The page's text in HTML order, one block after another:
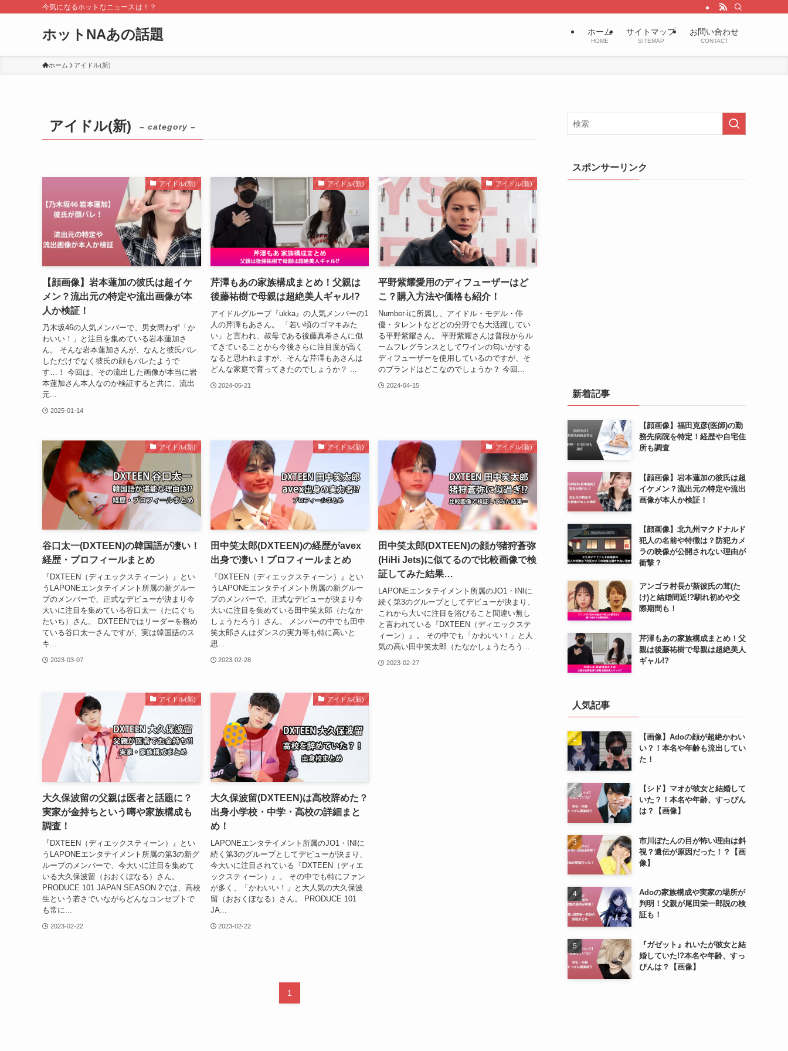
今気になるホットなニュースは！？
ホットNAあの話題 ホーム
HOME
サイトマップ
SITEMAP
お問い合わせ
CONTACT
ホーム アイドル(新)
アイドル(新) – category –
アイドル(新)
【顔画像】岩本蓮加の彼氏は超イケ
メン？流出元の特定や流出画像が本
人か検証！
乃木坂46の人気メンバーで、男女問わず「か
わいい！」と注目を集めている岩本蓮加さ
ん。 そんな岩本蓮加さんが、なんと彼氏バレ
しただけでなく彼氏の顔もバレたようで
す…！ 今回は、その流出した画像が本当に岩
本蓮加さん本人なのか検証すると共に、流出
元...
2025-01-14
アイドル(新)
芹澤もあの家族構成まとめ！父親は
後藤祐樹で母親は超絶美人ギャル!?
アイドルグループ『ukka』の人気メンバーの1
人の芹澤もあさん。 「若い頃のゴマキみた
い」と言われ、叔母である後藤真希さんに似
てきていることから今後さらに注目度が高く
なると思われますが、そんな芹澤もあさんは
どんな家庭で育ってきたのでしょうか？ ...
2024-05-21
アイドル(新)
平野紫耀愛用のディフューザーはど
こ？購入方法や価格も紹介！
Number-iに所属し、アイドル・モデル・俳
優・タレントなどどの分野でも大活躍してい
る平野紫耀さん。 平野紫耀さんは普段からル
ームフレグランスとしてワインの匂いがする
ディフューザーを使用しているのですが、そ
のブランドはどこなのでしょうか？ 今回...
2024-04-15
アイドル(新)
谷口太一(DXTEEN)の韓国語が凄い！
経歴・プロフィールまとめ
『DXTEEN（ディエックスティーン）』とい
うLAPONEエンタテイメント所属の新グルー
プのメンバーで、正式なデビューが決まり今
大いに注目を集めている谷口太一（たにぐち
たいち）さん。 DXTEENではリーダーを務め
ている谷口太一さんですが、実は韓国語のス
キ...
2023-03-07
アイドル(新)
田中笑太郎(DXTEEN)の経歴がavex
出身で凄い！プロフィールまとめ
『DXTEEN（ディエックスティーン）』とい
うLAPONEエンタテイメント所属の新グルー
プのメンバーで、正式なデビューが決まり今
大いに注目を集めている田中笑太郎（たなか
しょうたろう）さん。 メンバーの中でも田中
笑太郎さんはダンスの実力等も特に高いと
思...
2023-02-28
アイドル(新)
田中笑太郎(DXTEEN)の顔が猪狩蒼弥
(HiHi Jets)に似てるので比較画像で検
証してみた結果…
LAPONEエンタテイメント所属のJO1・INIに
続く第3のグループとしてデビューが決まり、
これから大いに注目を浴びること間違い無し
と言われている『DXTEEN（ディエックステ
ィーン）』。 その中でも「かわいい！」と人
気の高い田中笑太郎（たなかしょうたろう...
2023-02-27
アイドル(新)
大久保波留の父親は医者と話題に？
実家が金持ちという噂や家族構成も
調査！
『DXTEEN（ディエックスティーン）』とい
うLAPONEエンタテイメント所属の第3の新グ
ループのメンバーで、今大いに注目を集めて
いる大久保波留（おおくぼなる）さん。
PRODUCE 101 JAPAN SEASON 2では、高校
生という若さでいながらどんなコンセプトで
も常に...
2023-02-22
アイドル(新)
大久保波留(DXTEEN)は高校辞めた？
出身小学校・中学・高校の詳細まと
め！
LAPONEエンタテイメント所属のJO1・INIに
続く第3のグループとしてデビューが決まり、
今大いに注目されている『DXTEEN（ディエ
ックスティーン）』。 その中でも特にファン
が多く、「かわいい！」と大人気の大久保波
留（おおくぼなる）さん。 PRODUCE 101
JA...
2023-02-22
1
スポンサーリンク
新着記事
【顔画像】福田克彦(医師)の勤
務先病院を特定！経歴や自宅住
所も調査
【顔画像】岩本蓮加の彼氏は超
イケメン？流出元の特定や流出
画像が本人か検証！
【顔画像】北九州マクドナルド
犯人の名前や特徴は？防犯カメ
ラの映像が公開されない理由が
衝撃？
アンゴラ村長が新彼氏の茸(た
け)と結婚間近!?馴れ初めや交
際期間も！
芹澤もあの家族構成まとめ！父
親は後藤祐樹で母親は超絶美人
ギャル!?
人気記事
【画像】Adoの顔が超絶かわい
い？！本名や年齢も流出してい
た！
【シド】マオが彼女と結婚して
いた？！本名や年齢、すっぴん
は？【画像】
市川ぼたんの目が怖い理由は斜
視？遺伝が原因だった！？【画
像】
Adoの家族構成や実家の場所が
判明！父親が尾田栄一郎説の検
証も！
『ガゼット』れいたが彼女と結
婚していた!?本名や年齢、すっ
ぴんは？【画像】